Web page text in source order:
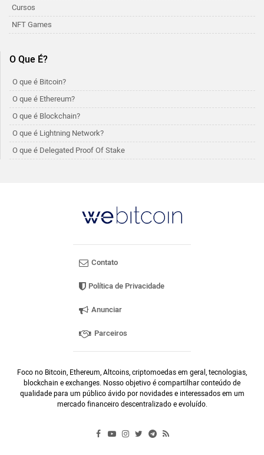
Cursos
NFT Games
O Que É?
O que é Bitcoin?
O que é Ethereum?
O que é Blockchain?
O que é Lightning Network?
O que é Delegated Proof Of Stake
Contato
Política de Privacidade
Anunciar
Parceiros
Foco no Bitcoin, Ethereum, Altcoins, criptomoedas em geral, tecnologias,
blockchain e exchanges. Nosso objetivo é compartilhar conteúdo de
qualidade para um público ávido por novidades e interessados em um
mercado financeiro descentralizado e evoluído.